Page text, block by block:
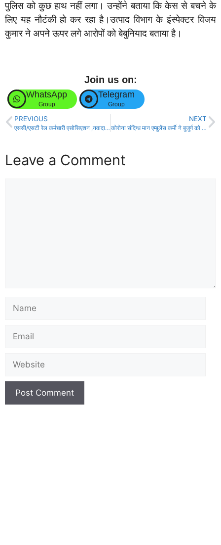
पुलिस को कुछ हाथ नहीं लगा। उन्होंने बताया कि केस से बचने के
लिए यह नौटंकी हो कर रहा है।उत्पाद विभाग के इंस्पेक्टर विजय
कुमार ने अपने ऊपर लगे आरोपों को बेबुनियाद बताया है।
Join us on:
WhatsApp
Group
Telegram
Group
PREVIOUS
एससी/एसटी रेल कर्मचारी एसोसिएशन ,नवादा शाखा पदाधिकारियों को दिलाया गया शपथ!
NEXT
कोरोना संदिग्ध मान एम्बुलेंस कर्मी ने बुजुर्ग को अस्पताल ले जाने से किया इनकार!
Leave a Comment